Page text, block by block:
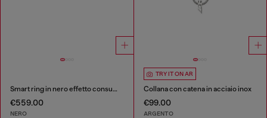
Smart ring in nero effetto consumato
€559.00
NERO
TRY IT ON AR
Collana con catena in acciaio inox
€99.00
ARGENTO